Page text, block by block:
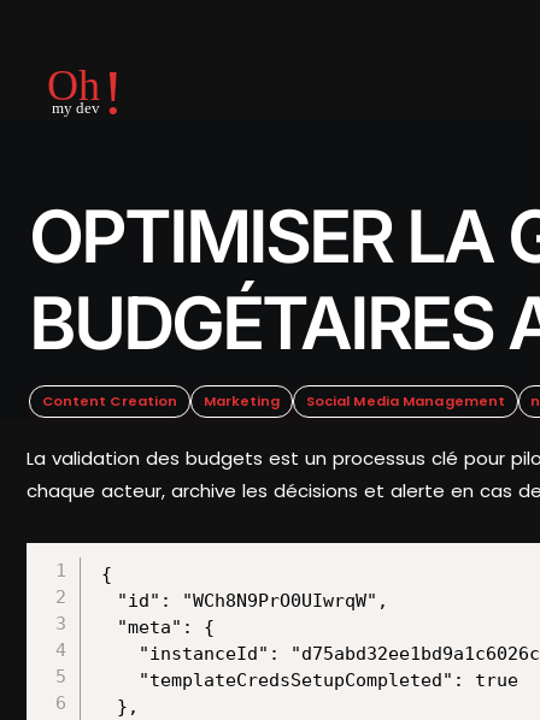
OPTIMISER LA
BUDGÉTAIRES
Content Creation Marketing Social Media Management
La validation des budgets est un processus clé pour
chaque acteur, archive les décisions et alerte en cas
{
  "id": "WCh8N9PrO0UIwrqW",
  "meta": {
"instanceId":
    "templateCredsSetupCompleted": true
  },